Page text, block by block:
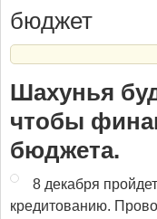
бюджет
Шахунья
чтобы
бюджета.
8 декабря
кредитованию.